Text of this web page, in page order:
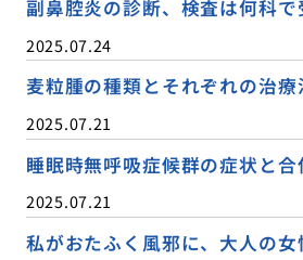
副鼻腔炎の診断、検査は何科で
2025.07.24
麦粒腫の種類とそれぞれの治療
2025.07.21
睡眠時無呼吸症候群の症状と合
2025.07.21
私がおたふく風邪に、大人の女